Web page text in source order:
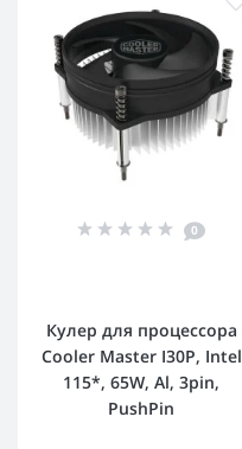
0
Кулер для процессора
Cooler Master I30P, Intel
115*, 65W, Al, 3pin,
PushPin